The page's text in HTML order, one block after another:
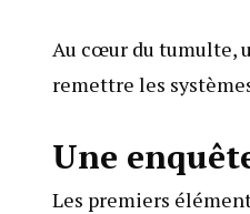
Au cœur du tumulte,
remettre les
Une
Les premiers